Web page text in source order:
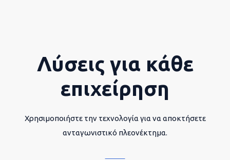
Λύσεις για κάθε
επιχείρηση
Χρησιμοποιήστε την τεχνολογία για να αποκτήσετε
ανταγωνιστικό πλεονέκτημα.